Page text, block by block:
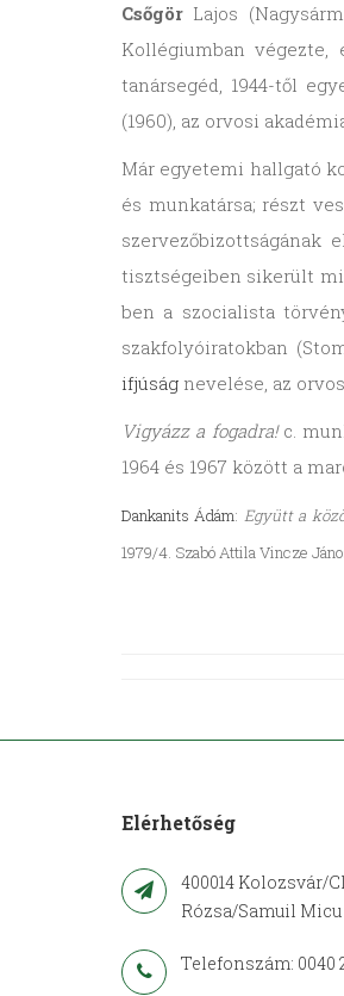
Csőgör Lajos
Kollégiumban végezte,
tanársegéd, 1944-től
(1960), az orvosi
Már egyetemi hallgató
és munkatársa; részt
szervezőbizottságának
tisztségeiben sikerült
ben a szocialista
szakfolyóiratokban
ifjúság nevelése, az
Vigyázz a fogadra!c.
1964 és 1967 között a
Dankanits Ádám: Együtt a
1979/4. Szabó Attila Vincze
Elérhetőség
400014 Kolozsvár/
Rózsa/Samuil Micu
Telefonszám: 0040